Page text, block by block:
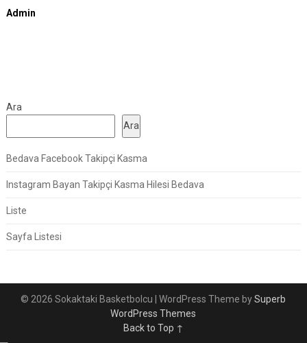
Admin
Ara
Ara
Bedava Facebook Takipçi Kasma
Instagram Bayan Takipçi Kasma Hilesi Bedava
Liste
Sayfa Listesi
© 2026 Sokaktaki Basketbolcu | WordPress Theme bySuperb
WordPress Themes
Back to Top ↑